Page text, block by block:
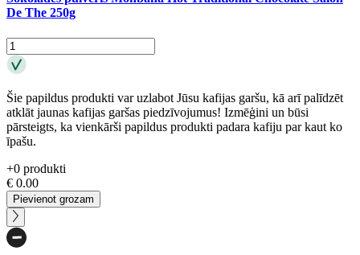
De The 250g
Šie papildus produkti var uzlabot Jūsu kafijas garšu, kā arī palīdzēt
atklāt jaunas kafijas garšas piedzīvojumus! Izmēģini un būsi
pārsteigts, ka vienkārši papildus produkti padara kafiju par kaut ko
īpašu.
+0 produkti
€ 0.00
Pievienot grozam